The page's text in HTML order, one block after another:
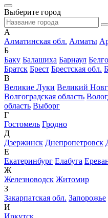
Выберите город
А
Алматинская обл. Алматы
Б
Баку Балашиха Барнаул
Братск Брест Брестская обл.
В
Великие Луки Великий
Волгоградская область
область Выборг
Г
Гостомель Гродно
Д
Дзержинск Днепропетровск
Е
Екатеринбург Елабуга
Ж
Железноводск Житомир
З
Закарпатская обл. Запорожье
И
Иркутск